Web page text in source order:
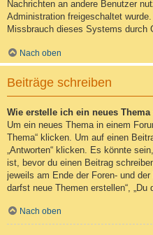
Nachrichten an andere Benutzer
Administration freigeschaltet
Missbrauch dieses Systems durch
Nach oben
Beiträge schreiben
Wie erstelle ich ein neues
Um ein neues Thema in einem
Thema“ klicken. Um auf einen
„Antworten“ klicken. Es könnte
ist, bevor du einen Beitrag
jeweils am Ende der Foren- und
darfst neue Themen erstellen“, „Du
Nach oben